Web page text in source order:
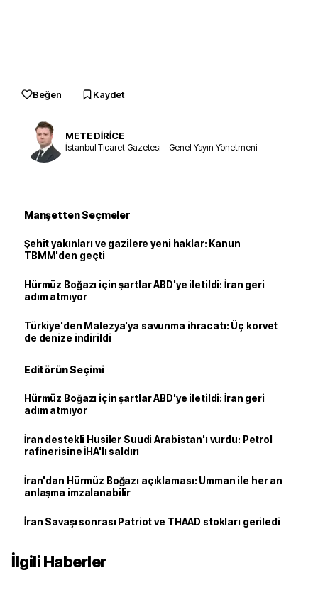
Beğen Kaydet
METE DİRİCE
İstanbul Ticaret Gazetesi – Genel Yayın Yönetmeni
Manşetten Seçmeler
Şehit yakınları ve gazilere yeni haklar: Kanun
TBMM'den geçti
Hürmüz Boğazı için şartlar ABD'ye iletildi: İran geri
adım atmıyor
Türkiye'den Malezya'ya savunma ihracatı: Üç korvet
de denize indirildi
Editörün Seçimi
Hürmüz Boğazı için şartlar ABD'ye iletildi: İran geri
adım atmıyor
İran destekli Husiler Suudi Arabistan'ı vurdu: Petrol
rafinerisine İHA'lı saldırı
İran'dan Hürmüz Boğazı açıklaması: Umman ile her an
anlaşma imzalanabilir
İran Savaşı sonrası Patriot ve THAAD stokları geriledi
İlgili Haberler